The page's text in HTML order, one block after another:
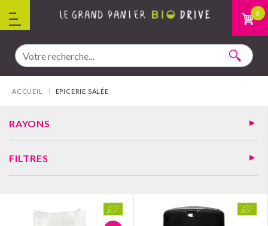
0
ACCUEIL EPICERIE SALÉE
RAYONS
FILTRES